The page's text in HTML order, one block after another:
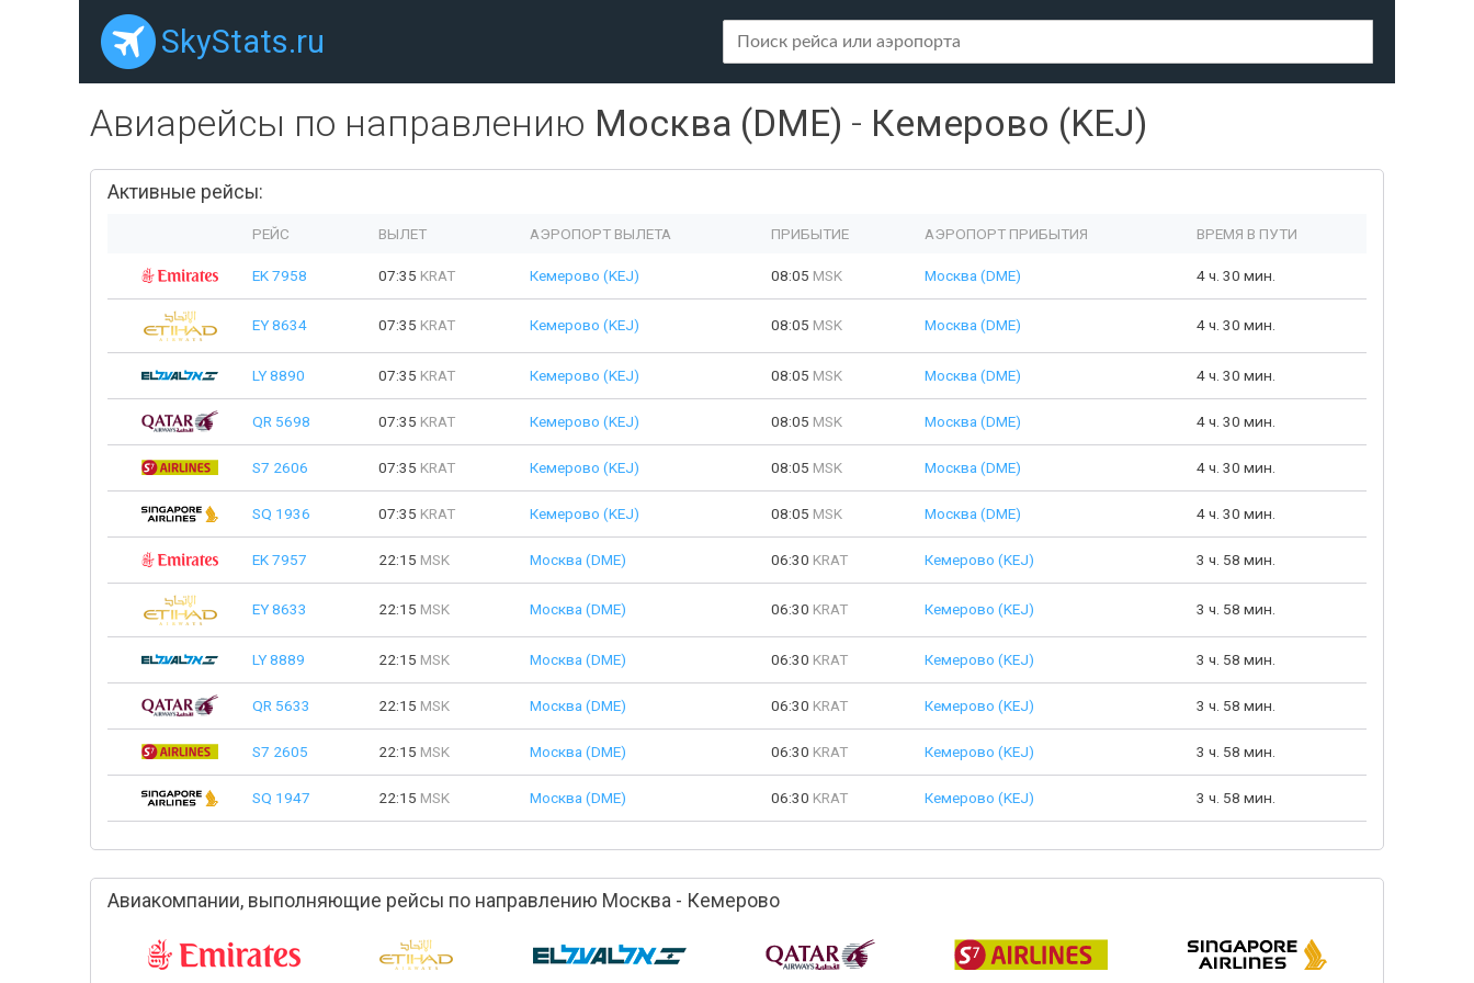
SkyStats.ru
Авиарейсы по направлению Москва (DME) - Кемерово (KEJ)
Активные рейсы:
РЕЙС ВЫЛЕТ АЭРОПОРТ ВЫЛЕТА ПРИБЫТИЕ АЭРОПОРТ ПРИБЫТИЯ ВРЕМЯ В ПУТИ
EK 7958 07:35 KRAT Кемерово (KEJ) 08:05 MSK Москва (DME) 4 ч. 30 мин.
EY 8634 07:35 KRAT Кемерово (KEJ) 08:05 MSK Москва (DME) 4 ч. 30 мин.
LY 8890 07:35 KRAT Кемерово (KEJ) 08:05 MSK Москва (DME) 4 ч. 30 мин.
QR 5698 07:35 KRAT Кемерово (KEJ) 08:05 MSK Москва (DME) 4 ч. 30 мин.
S7 2606 07:35 KRAT Кемерово (KEJ) 08:05 MSK Москва (DME) 4 ч. 30 мин.
SQ 1936 07:35 KRAT Кемерово (KEJ) 08:05 MSK Москва (DME) 4 ч. 30 мин.
EK 7957 22:15 MSK Москва (DME) 06:30 KRAT Кемерово (KEJ) 3 ч. 58 мин.
EY 8633 22:15 MSK Москва (DME) 06:30 KRAT Кемерово (KEJ) 3 ч. 58 мин.
LY 8889 22:15 MSK Москва (DME) 06:30 KRAT Кемерово (KEJ) 3 ч. 58 мин.
QR 5633 22:15 MSK Москва (DME) 06:30 KRAT Кемерово (KEJ) 3 ч. 58 мин.
S7 2605 22:15 MSK Москва (DME) 06:30 KRAT Кемерово (KEJ) 3 ч. 58 мин.
SQ 1947 22:15 MSK Москва (DME) 06:30 KRAT Кемерово (KEJ) 3 ч. 58 мин.
Авиакомпании, выполняющие рейсы по направлению Москва - Кемерово